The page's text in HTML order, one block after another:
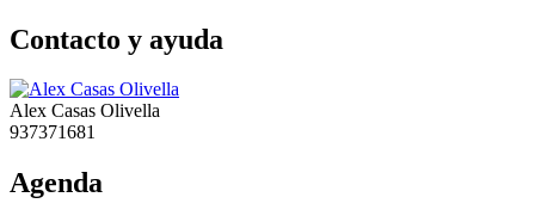
Contacto y ayuda
Alex Casas Olivella
937371681
Agenda